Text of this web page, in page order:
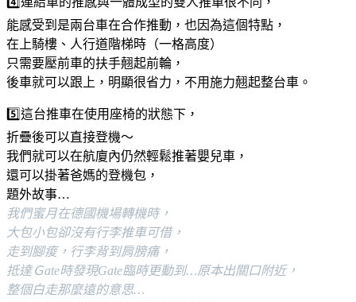
能感受到是兩台車在合作推動，也因為這個特點，
在上騎樓、人行道階梯時（一格高度）
只需要壓前車的扶手翹起前輪，
後車就可以跟上，明顯很省力，不用施力翹起整台車。
5️⃣這台推車在使用座椅的狀態下，
折疊後可以直接登機～
我們就可以在航廈內仍然輕鬆推著嬰兒車，
還可以掛著爸媽的登機包，
題外故事…
我們蜜月在德國機場轉機時，
大包小包卻沒有行李推車可借，
走到腳痠，行李背到肩膀痛，
抵達Ｇate時發現Gate臨時更動到…原本出關口附近，
整個白走那麼遠的意思…